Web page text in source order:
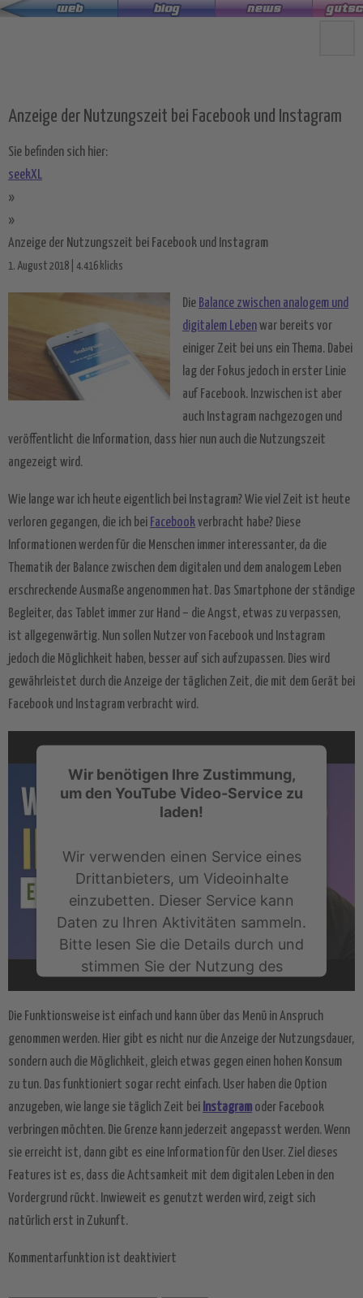
Zum
Anzeige der Nutzungszeit bei Facebook und Instagram
Sie befinden sich hier:
seekXL
»
»
Anzeige der Nutzungszeit bei Facebook und Instagram
1. August 2018 | 4.416 klicks
Die Balance zwischen analogem und
digitalem Lebenwar bereits vor
einiger Zeit bei uns ein Thema. Dabei
lag der Fokus jedoch in erster Linie
auf Facebook. Inzwischen ist aber
auch Instagram nachgezogen und
veröffentlicht die Information, dass hier nun auch die Nutzungszeit
angezeigt wird.
Wie lange war ich heute eigentlich bei Instagram? Wie viel Zeit ist heute
verloren gegangen, die ich bei Facebookverbracht habe? Diese
Informationen werden für die Menschen immer interessanter, da die
Thematik der Balance zwischen dem digitalen und dem analogem Leben
erschreckende Ausmaße angenommen hat. Das Smartphone der ständige
Begleiter, das Tablet immer zur Hand – die Angst, etwas zu verpassen,
ist allgegenwärtig. Nun sollen Nutzer von Facebook und Instagram
jedoch die Möglichkeit haben, besser auf sich aufzupassen. Dies wird
gewährleistet durch die Anzeige der täglichen Zeit, die mit dem Gerät bei
Facebook und Instagram verbracht wird.
Wir benötigen Ihre Zustimmung,
um den YouTube Video-Service zu
laden!
Wir verwenden einen Service eines
Drittanbieters, um Videoinhalte
einzubetten. Dieser Service kann
Daten zu Ihren Aktivitäten sammeln.
Bitte lesen Sie die Details durch und
stimmen Sie der Nutzung des
Service zu, um dieses Video
anzusehen.
Mehr Informationen
Akzeptieren
powered by Usercentrics Consent
Management Platform & eRecht24
Die Funktionsweise ist einfach und kann über das Menü in Anspruch
genommen werden. Hier gibt es nicht nur die Anzeige der Nutzungsdauer,
sondern auch die Möglichkeit, gleich etwas gegen einen hohen Konsum
zu tun. Das funktioniert sogar recht einfach. User haben die Option
anzugeben, wie lange sie täglich Zeit bei Instagram oder Facebook
verbringen möchten. Die Grenze kann jederzeit angepasst werden. Wenn
sie erreicht ist, dann gibt es eine Information für den User. Ziel dieses
Features ist es, dass die Achtsamkeit mit dem digitalen Leben in den
Vordergrund rückt. Inwieweit es genutzt werden wird, zeigt sich
natürlich erst in Zukunft.
Kommentarfunktion ist deaktiviert